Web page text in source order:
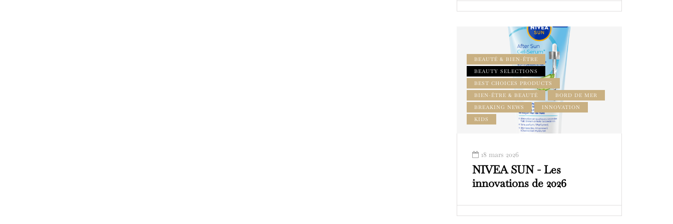
BEAUTÉ & BIEN-ÊTRE
BEAUTY SELECTIONS
BEST CHOICES PRODUCTS
BIEN-ÊTRE & BEAUTÉ
BORD DE MER
BREAKING NEWS
INNOVATION
KIDS
18 mars 2026
NIVEA SUN - Les
innovations de 2026